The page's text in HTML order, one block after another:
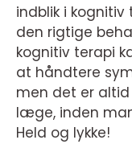
indblik i
den rigtige
kognitiv terapi
at håndtere
men det er
læge, inden
Held og lykke!